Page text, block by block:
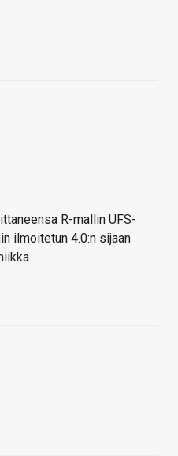
R-mallin UFS-
ilmoitetun 4.0:n sijaan